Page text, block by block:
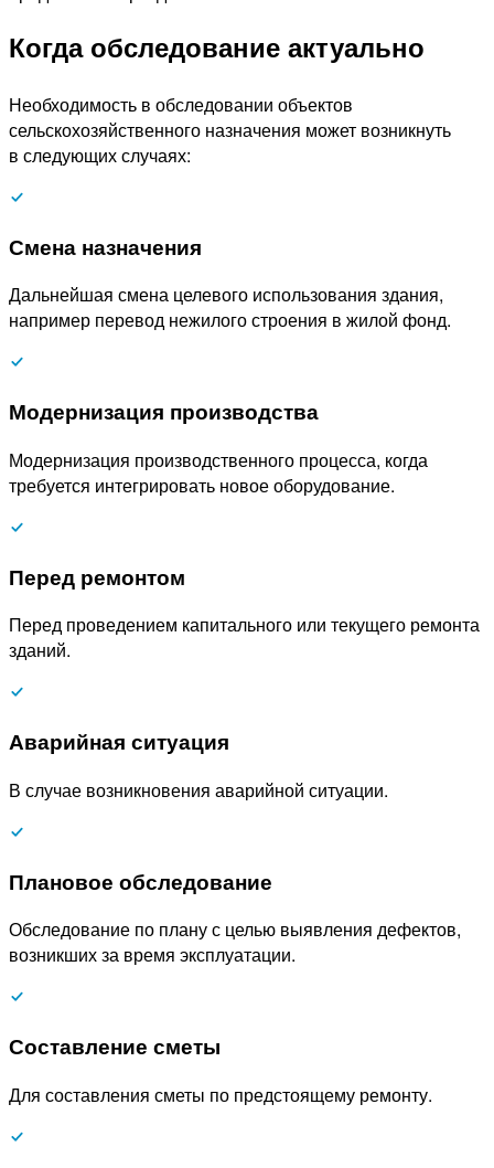
Когда обследование актуально
Необходимость в обследовании объектов
сельскохозяйственного назначения может возникнуть
в следующих случаях:
Смена назначения
Дальнейшая смена целевого использования здания,
например перевод нежилого строения в жилой фонд.
Модернизация производства
Модернизация производственного процесса, когда
требуется интегрировать новое оборудование.
Перед ремонтом
Перед проведением капитального или текущего ремонта
зданий.
Аварийная ситуация
В случае возникновения аварийной ситуации.
Плановое обследование
Обследование по плану с целью выявления дефектов,
возникших за время эксплуатации.
Составление сметы
Для составления сметы по предстоящему ремонту.